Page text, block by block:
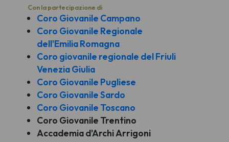
Con la partecipazione di
Coro Giovanile Campano
Coro Giovanile Regionale
dell'Emilia Romagna
Coro giovanile regionale del Friuli
Venezia Giulia
Coro Giovanile Pugliese
Coro Giovanile Sardo
Coro Giovanile Toscano
Coro Giovanile Trentino
Accademia d'Archi Arrigoni